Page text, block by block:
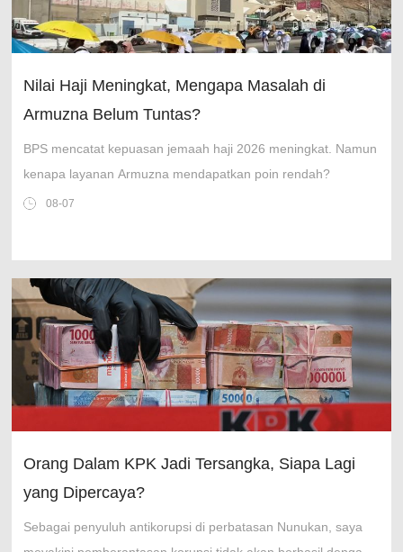
Nilai Haji Meningkat, Mengapa Masalah di
Armuzna Belum Tuntas?
BPS mencatat kepuasan jemaah haji 2026 meningkat. Namun
kenapa layanan Armuzna mendapatkan poin rendah?
08-07
Orang Dalam KPK Jadi Tersangka, Siapa Lagi
yang Dipercaya?
Sebagai penyuluh antikorupsi di perbatasan Nunukan, saya